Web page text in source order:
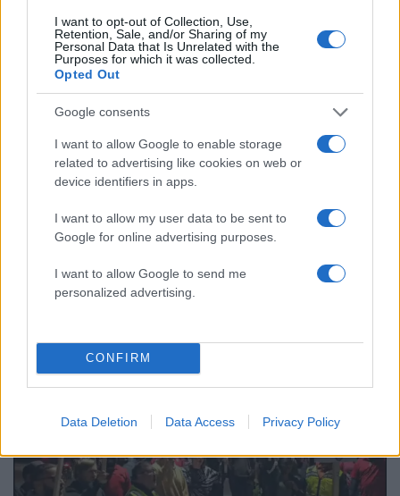
I want to opt-out of Collection, Use,
Retention, Sale, and/or Sharing of my
Personal Data that Is Unrelated with the
Purposes for which it was collected.
Opted Out
Google consents
I want to allow Google to enable storage
related to advertising like cookies on web or
device identifiers in apps.
I want to allow my user data to be sent to
Google for online advertising purposes.
I want to allow Google to send me
personalized advertising.
CONFIRM
Data Deletion Data Access Privacy Policy
10.06.24
Toyota: Έχασε κεφαλαιοποίηση πάνω από 15
δισ. δολάρια λόγω παραποίησης δοκιμών